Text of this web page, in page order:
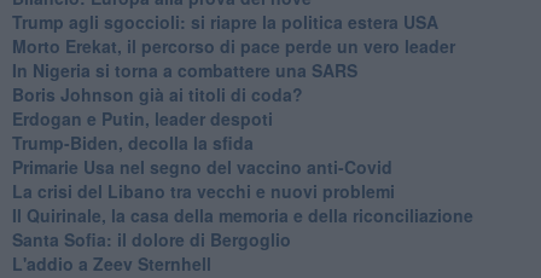
Trump agli sgoccioli: si riapre la politica estera USA
Morto Erekat, il percorso di pace perde un vero leader
In Nigeria si torna a combattere una SARS
Boris Johnson già ai titoli di coda?
Erdogan e Putin, leader despoti
Trump-Biden, decolla la sfida
Primarie Usa nel segno del vaccino anti-Covid
La crisi del Libano tra vecchi e nuovi problemi
Il Quirinale, la casa della memoria e della riconciliazione
Santa Sofia: il dolore di Bergoglio
L'addio a ​Zeev Sternhell